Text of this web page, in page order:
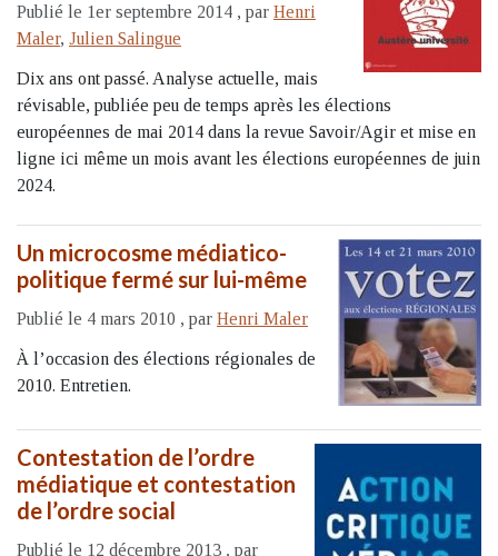
Publié le 1er septembre 2014 , par Henri
Maler, Julien Salingue
Dix ans ont passé. Analyse actuelle, mais
révisable, publiée peu de temps après les élections
européennes de mai 2014 dans la revue Savoir/Agir et mise en
ligne ici même un mois avant les élections européennes de juin
2024.
Un microcosme médiatico-
politique fermé sur lui-même
Publié le 4 mars 2010 , par Henri Maler
À l’occasion des élections régionales de
2010. Entretien.
Contestation de l’ordre
médiatique et contestation
de l’ordre social
Publié le 12 décembre 2013 , par